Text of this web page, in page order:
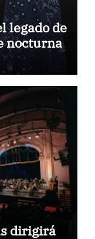
legado de
nocturna
dirigirá